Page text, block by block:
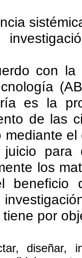
con la
es la
de las
mediante
para
los
beneficio
tiene por
diseñar,